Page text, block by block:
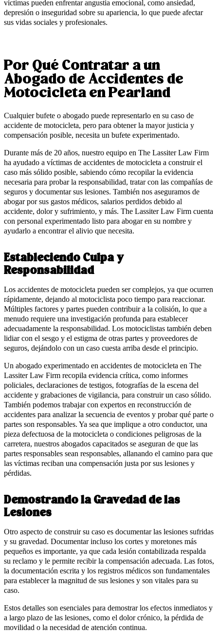
víctimas pueden enfrentar angustia emocional, como ansiedad,
depresión o inseguridad sobre su apariencia, lo que puede afectar
sus vidas sociales y profesionales.
Por Qué Contratar a un
Abogado de Accidentes de
Motocicleta en Pearland
Cualquier bufete o abogado puede representarlo en su caso de
accidente de motocicleta, pero para obtener la mayor justicia y
compensación posible, necesita un bufete experimentado.
Durante más de 20 años, nuestro equipo en The Lassiter Law Firm
ha ayudado a víctimas de accidentes de motocicleta a construir el
caso más sólido posible, sabiendo cómo recopilar la evidencia
necesaria para probar la responsabilidad, tratar con las compañías de
seguros y documentar sus lesiones. También nos aseguramos de
abogar por sus gastos médicos, salarios perdidos debido al
accidente, dolor y sufrimiento, y más. The Lassiter Law Firm cuenta
con personal experimentado listo para abogar en su nombre y
ayudarlo a encontrar el alivio que necesita.
Estableciendo Culpa y
Responsabilidad
Los accidentes de motocicleta pueden ser complejos, ya que ocurren
rápidamente, dejando al motociclista poco tiempo para reaccionar.
Múltiples factores y partes pueden contribuir a la colisión, lo que a
menudo requiere una investigación profunda para establecer
adecuadamente la responsabilidad. Los motociclistas también deben
lidiar con el sesgo y el estigma de otras partes y proveedores de
seguros, dejándolo con un caso cuesta arriba desde el principio.
Un abogado experimentado en accidentes de motocicleta en The
Lassiter Law Firm recopila evidencia crítica, como informes
policiales, declaraciones de testigos, fotografías de la escena del
accidente y grabaciones de vigilancia, para construir un caso sólido.
También podemos trabajar con expertos en reconstrucción de
accidentes para analizar la secuencia de eventos y probar qué parte o
partes son responsables. Ya sea que implique a otro conductor, una
pieza defectuosa de la motocicleta o condiciones peligrosas de la
carretera, nuestros abogados capacitados se aseguran de que las
partes responsables sean responsables, allanando el camino para que
las víctimas reciban una compensación justa por sus lesiones y
pérdidas.
Demostrando la Gravedad de las
Lesiones
Otro aspecto de construir su caso es documentar las lesiones sufridas
y su gravedad. Documentar incluso los cortes y moretones más
pequeños es importante, ya que cada lesión contabilizada respalda
su reclamo y le permite recibir la compensación adecuada. Las fotos,
la documentación escrita y los registros médicos son fundamentales
para establecer la magnitud de sus lesiones y son vitales para su
caso.
Estos detalles son esenciales para demostrar los efectos inmediatos y
a largo plazo de las lesiones, como el dolor crónico, la pérdida de
movilidad o la necesidad de atención continua.